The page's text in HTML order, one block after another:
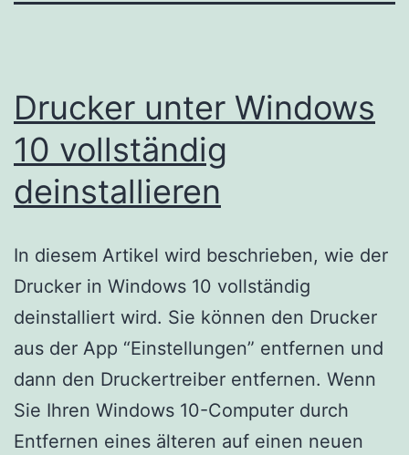
Drucker unter Windows
10 vollständig
deinstallieren
In diesem Artikel wird beschrieben, wie der
Drucker in Windows 10 vollständig
deinstalliert wird. Sie können den Drucker
aus der App “Einstellungen” entfernen und
dann den Druckertreiber entfernen. Wenn
Sie Ihren Windows 10-Computer durch
Entfernen eines älteren auf einen neuen